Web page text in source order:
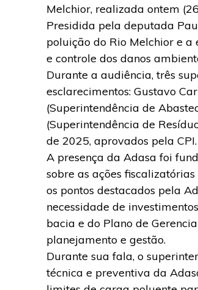
Melchior, realizada ontem
Presidida pela deputada
poluição do Rio Melchior e
e controle dos danos
Durante a audiência, três
esclarecimentos: Gustavo
(Superintendência de
(Superintendência de
de 2025, aprovados pela CPI.
A presença da Adasa foi
sobre as ações
os pontos destacados pela
necessidade de
bacia e do Plano de
planejamento e gestão.
Durante sua fala, o
técnica e preventiva da